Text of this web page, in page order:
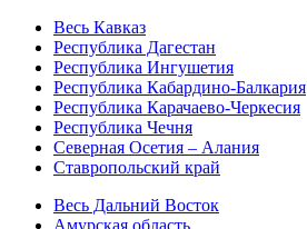
Весь Кавказ
Республика Дагестан
Республика Ингушетия
Республика Кабардино-Балкария
Республика Карачаево-Черкесия
Республика Чечня
Северная Осетия – Алания
Ставропольский край
Весь Дальний Восток
Амурская область